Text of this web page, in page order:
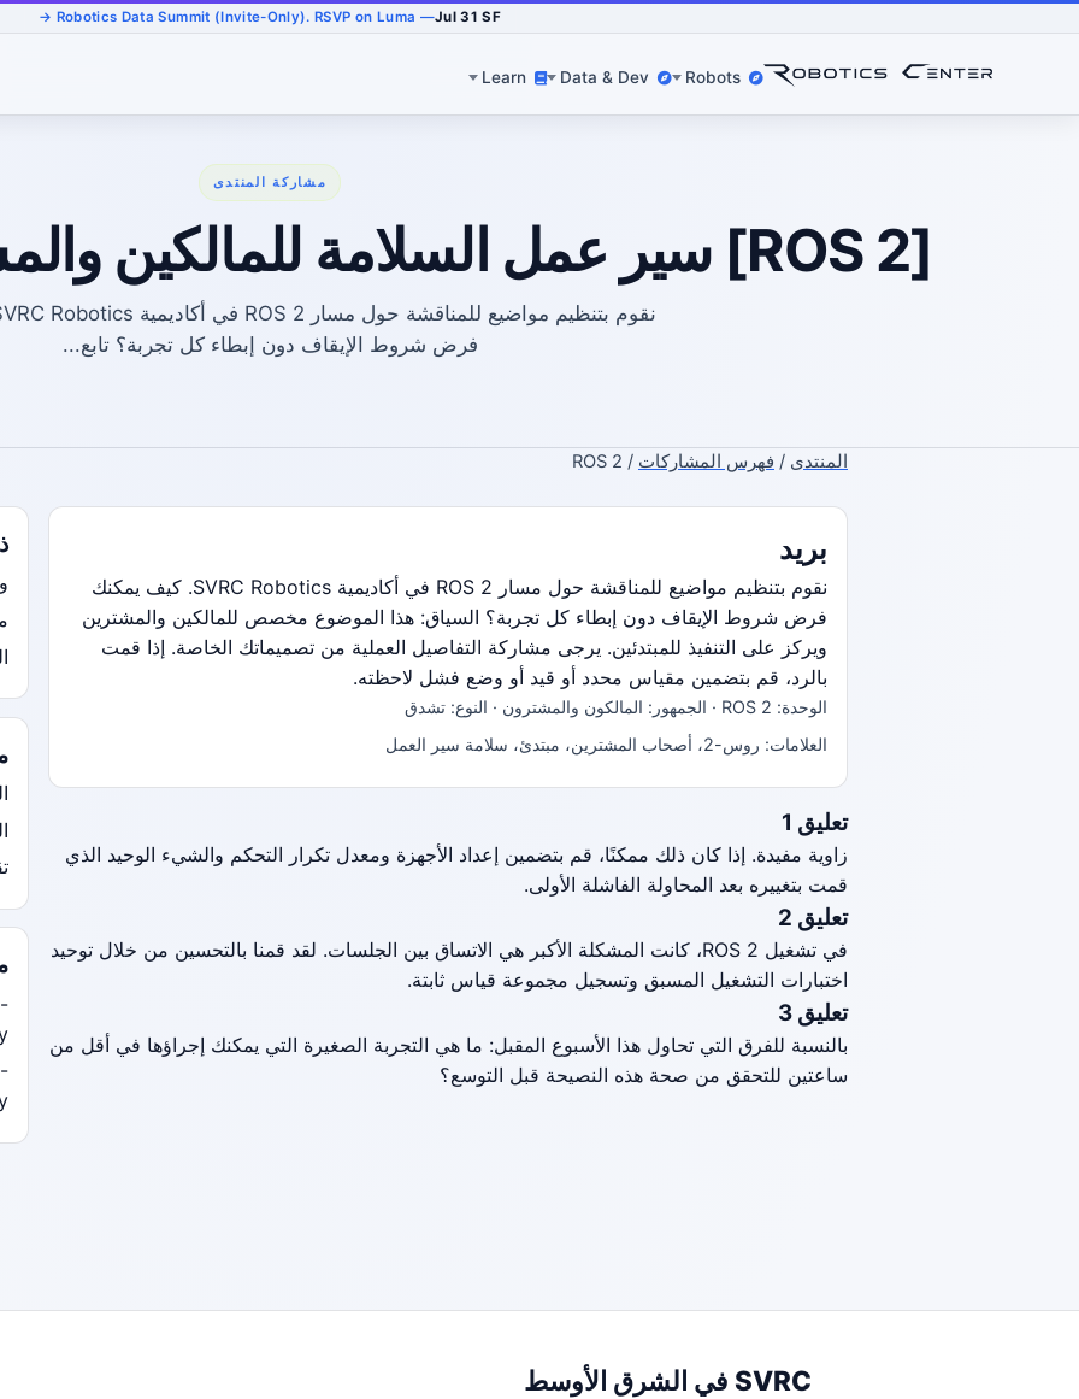
Jul 31 SF
— Robotics Data Summit (Invite-Only). RSVP on Luma →
Robots
Data & Dev
Learn
مشاركة المنتدى
[ROS 2] سير عمل السلامة للمالكين والمشترين (المبتدئين)
فرض شروط الإيقاف دون إبطاء كل تجربة؟ تابع...
المنتدى / فهرس المشاركات / ROS 2
بريد
نقوم بتنظيم مواضيع للمناقشة حول مسار ROS 2 في أكاديمية SVRC Robotics. كيف يمكنك
فرض شروط الإيقاف دون إبطاء كل تجربة؟ السياق: هذا الموضوع مخصص للمالكين والمشترين
ويركز على التنفيذ للمبتدئين. يرجى مشاركة التفاصيل العملية من تصميماتك الخاصة. إذا قمت
بالرد، قم بتضمين مقياس محدد أو قيد أو وضع فشل لاحظته.
الوحدة: ROS 2 · الجمهور: المالكون والمشترون · النوع: تشدق
العلامات: روس-2، أصحاب المشترين، مبتدئ، سلامة سير العمل
تعليق 1
زاوية مفيدة. إذا كان ذلك ممكنًا، قم بتضمين إعداد الأجهزة ومعدل تكرار التحكم والشيء الوحيد الذي
قمت بتغييره بعد المحاولة الفاشلة الأولى.
تعليق 2
في تشغيل ROS 2، كانت المشكلة الأكبر هي الاتساق بين الجلسات. لقد قمنا بالتحسين من خلال توحيد
اختبارات التشغيل المسبق وتسجيل مجموعة قياس ثابتة.
تعليق 3
بالنسبة للفرق التي تحاول هذا الأسبوع المقبل: ما هي التجربة الصغيرة التي يمكنك إجراؤها في أقل من
ساعتين للتحقق من صحة هذه النصيحة قبل التوسع؟
SVRC في الشرق الأوسط